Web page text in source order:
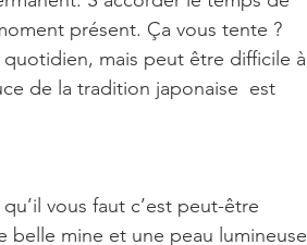
présent. Ça vous tente ?
mais peut être difficile à
de la tradition japonaise  est
vous faut c’est peut-être
belle mine et une peau lumineuse